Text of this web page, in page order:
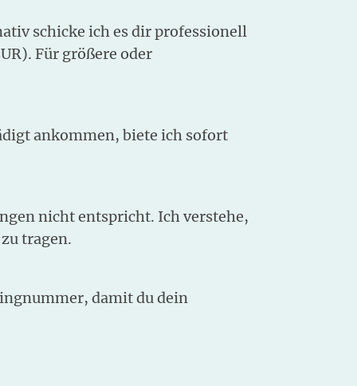
schicke ich es dir professionell
Für größere oder
ankommen, biete ich sofort
nicht entspricht. Ich verstehe,
tragen.
damit du dein